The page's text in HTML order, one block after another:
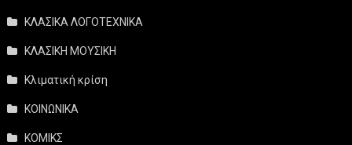
ΚΛΑΣΙΚΑ ΛΟΓΟΤΕΧΝΙΚΑ
ΚΛΑΣΙΚΗ ΜΟΥΣΙΚΗ
Κλιματική κρίση
ΚΟΙΝΩΝΙΚΑ
ΚΟΜΙΚΣ